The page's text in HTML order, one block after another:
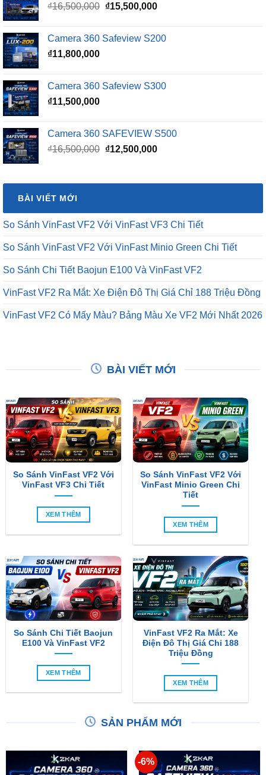
₫16,500,000 Giá
₫16,500,000.
₫15,500,000Giá
là:
Camera 360 Safeview S200
₫11,800,000
Camera 360 Safeview S300
₫11,500,000
Camera 360 SAFEVIEW S500
₫16,500,000 Giá
₫16,500,000.
₫12,500,000Giá
là:
BÀI VIẾT MỚI
So Sánh VinFast VF2 Với VinFast VF3 Chi Tiết
So Sánh VinFast VF2 Với VinFast Minio Green Chi Tiết
So Sánh Chi Tiết Baojun E100 Và VinFast VF2
VinFast VF2 Ra Mắt: Xe Điện Đô Thị Giá Chỉ 188 Triệu Đồng
VinFast VF2 Có Mấy Màu? Bảng Màu Xe VF2 Mới Nhất 2026
BÀI VIẾT MỚI
So Sánh VinFast VF2 Với
VinFast VF3 Chi Tiết
XEM THÊM
So Sánh VinFast VF2 Với
VinFast Minio Green Chi
Tiết
XEM THÊM
So Sánh Chi Tiết Baojun
E100 Và VinFast VF2
XEM THÊM
VinFast VF2 Ra Mắt: Xe
Điện Đô Thị Giá Chỉ 188
Triệu Đồng
XEM THÊM
SẢN PHẨM MỚI
-6%